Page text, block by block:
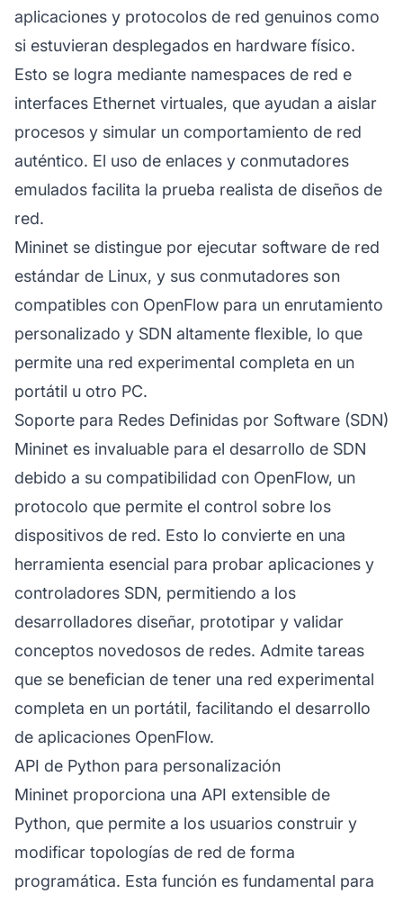
aplicaciones y protocolos de red genuinos como
si estuvieran desplegados en hardware físico.
Esto se logra mediante namespaces de red e
interfaces Ethernet virtuales, que ayudan a aislar
procesos y simular un comportamiento de red
auténtico. El uso de enlaces y conmutadores
emulados facilita la prueba realista de diseños de
red.
Mininet se distingue por ejecutar software de red
estándar de Linux, y sus conmutadores son
compatibles con OpenFlow para un enrutamiento
personalizado y SDN altamente flexible, lo que
permite una red experimental completa en un
portátil u otro PC.
Soporte para Redes Definidas por Software (SDN)
Mininet es invaluable para el desarrollo de SDN
debido a su compatibilidad con OpenFlow, un
protocolo que permite el control sobre los
dispositivos de red. Esto lo convierte en una
herramienta esencial para probar aplicaciones y
controladores SDN, permitiendo a los
desarrolladores diseñar, prototipar y validar
conceptos novedosos de redes. Admite tareas
que se benefician de tener una red experimental
completa en un portátil, facilitando el desarrollo
de aplicaciones OpenFlow.
API de Python para personalización
Mininet proporciona una API extensible de
Python, que permite a los usuarios construir y
modificar topologías de red de forma
programática. Esta función es fundamental para